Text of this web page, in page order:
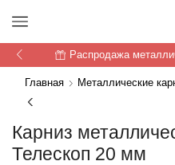
Распродажа
Главная Металлические
Карниз
Телескоп 20 мм